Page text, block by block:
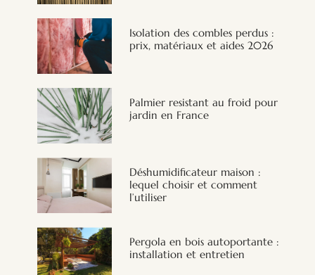
Isolation des combles perdus :
prix, matériaux et aides 2026
Palmier resistant au froid pour
jardin en France
Déshumidificateur maison :
lequel choisir et comment
l’utiliser
Pergola en bois autoportante :
installation et entretien